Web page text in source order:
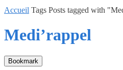
Accueil Tags Posts tagged with
Medi’rappel
Bookmark